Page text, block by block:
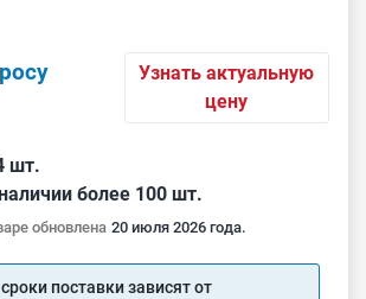
Узнать актуальную
цену
шт.
более 100 шт.
обновлена 20 июля 2026 года.
поставки зависят от